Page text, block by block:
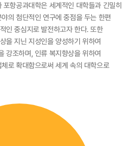
포항공과대학은 세계적인 대학들과 긴밀히
의 첨단적인 연구에 중점을 두는 한편
인 중심지로 발전하고자 한다.또한
을 지닌 지성인을 양성하기 위하여
강조하며, 인류 복지향상을 위하여
로 확대함으로써 세계 속의 대학으로